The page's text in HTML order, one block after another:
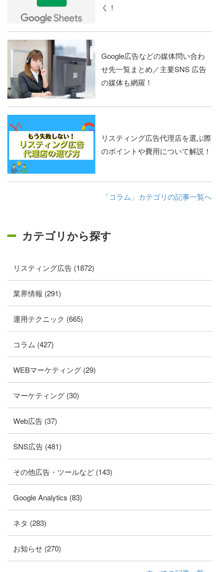
く！
Google広告などの媒体問い合わ
せ先一覧まとめ／主要SNS 広告
の媒体も網羅！
リスティング広告代理店を選ぶ際
のポイントや費用について解説！
「コラム」カテゴリの記事一覧へ
カテゴリから探す
リスティング広告 (1872)
業界情報 (291)
運用テクニック (665)
コラム (427)
WEBマーケティング (29)
マーケティング (30)
Web広告 (37)
SNS広告 (481)
その他広告・ツールなど (143)
Google Analytics (83)
ネタ (283)
お知らせ (270)